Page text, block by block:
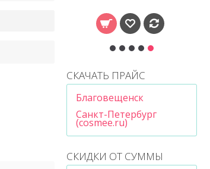
СКАЧАТЬ ПРАЙС
Благовещенск
Санкт-Петербург
(cosmee.ru)
СКИДКИ ОТ СУММЫ